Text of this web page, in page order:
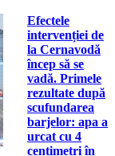
Efectele
intervenției de
la Cernavodă
încep să se
vadă. Primele
rezultate după
scufundarea
barjelor: apa a
urcat cu 4
centimetri în